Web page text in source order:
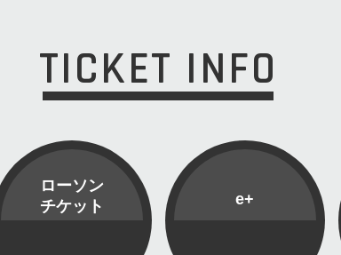
TICKET INFO
ローソン
チケット
e+